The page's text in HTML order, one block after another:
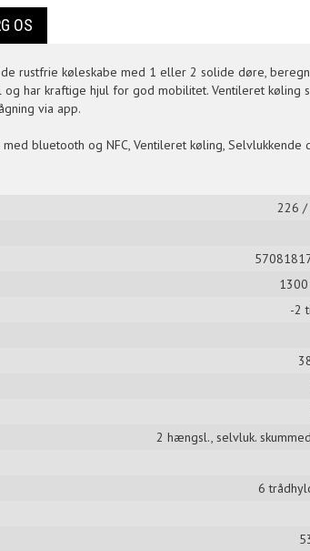
OS
rustfrie køleskabe med 1 eller 2 solide døre,
og har kraftige hjul for god mobilitet. Ventileret
via app.
bluetooth og NFC, Ventileret køling,
226 /
-2
2 hængsl., selvluk.
6